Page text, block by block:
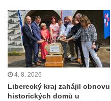
4. 8. 2026
Liberecký kraj zahájil obnovu
historických domů u